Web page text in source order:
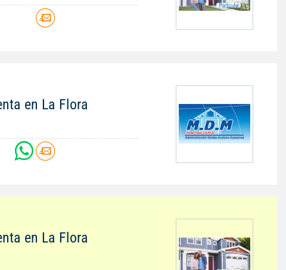
en La Flora
en La Flora